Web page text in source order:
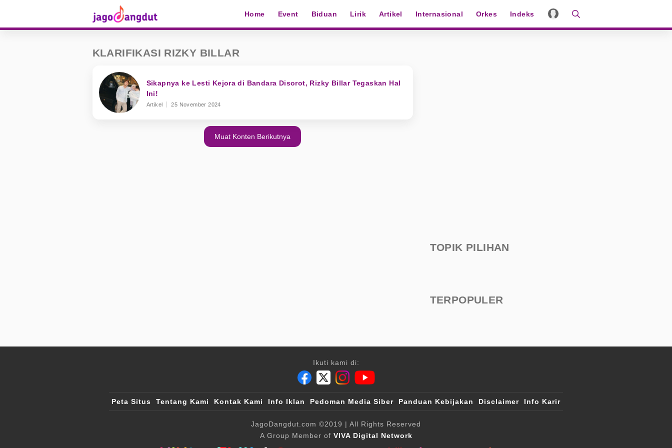
Home Event Biduan Lirik Artikel Internasional Orkes Indeks
KLARIFIKASI RIZKY BILLAR
Sikapnya ke Lesti Kejora di Bandara Disorot, Rizky Billar Tegaskan Hal
Ini!
Artikel 25 November 2024
Muat Konten Berikutnya
TOPIK PILIHAN
TERPOPULER
Ikuti kami di:
Peta Situs Tentang Kami Kontak Kami Info Iklan Pedoman Media Siber Panduan Kebijakan Disclaimer Info Karir
JagoDangdut.com ©2019 | All Rights Reserved
A Group Member of VIVA Digital Network